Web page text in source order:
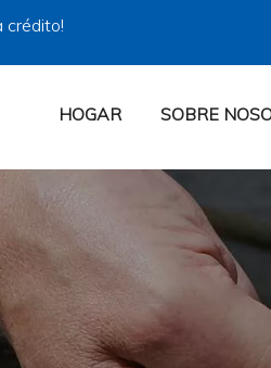
crédito!
HOGAR SOBRE